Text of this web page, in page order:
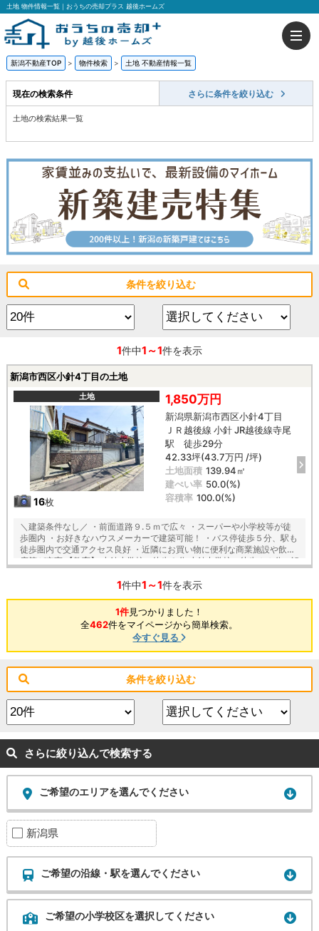
土地 物件情報一覧｜おうちの売却プラス 越後ホームズ
新潟不動産TOP > 物件検索 > 土地 不動産情報一覧
現在の検索条件 さらに条件を絞り込む
土地の検索結果一覧
条件を絞り込む
1件中1～1件を表示
新潟市西区小針4丁目の土地
土地
16枚
1,850万円
新潟県新潟市西区小針4丁目
ＪＲ越後線 小針 JR越後線寺尾
駅 徒歩29分
42.33坪(43.7万円 /坪)
土地面積 139.94㎡
建ぺい率 50.0(%)
容積率 100.0(%)
＼建築条件なし／ ・前面道路９.５ｍで広々 ・スーパーや小学校等が徒
歩圏内 ・お好きなハウスメーカーで建築可能！ ・バス停徒歩５分、駅も
徒歩圏内で交通アクセス良好 ・近隣にお買い物に便利な商業施設や飲食
店等が充実 【教育】 小針小学校 徒歩９分 小針中学校 徒歩１１分 ※解
1件中1～1件を表示
1件見つかりました！
全462件をマイページから簡単検索。
今すぐ見る
条件を絞り込む
さらに絞り込んで検索する
ご希望のエリアを選んでください
新潟県
ご希望の沿線・駅を選んでください
ご希望の小学校区を選択してください